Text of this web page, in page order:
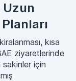
kısa
ziyaretlerinde
için